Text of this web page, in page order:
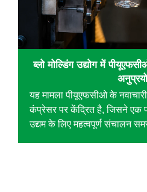
ब्लो मोल्डिंग उद्योग में
यह मामला पीयूएफसीओ के
कंप्रेसर पर केंद्रित है, जिसने एक
उद्यम के लिए महत्वपूर्ण संचालन